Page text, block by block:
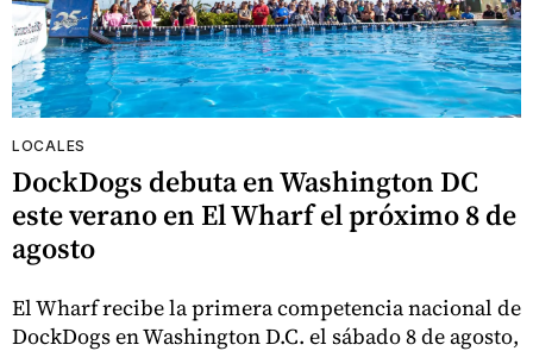
LOCALES
DockDogs debuta en Washington DC
este verano en El Wharf el próximo 8 de
agosto
El Wharf recibe la primera competencia nacional de
DockDogs en Washington D.C. el sábado 8 de agosto,